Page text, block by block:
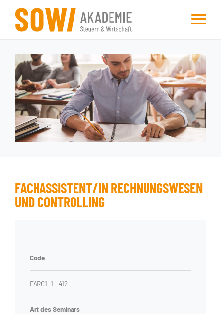
FACHASSISTENT/IN RECHNUNGSWESEN
UND CONTROLLING
Code
FARC1_1 - 412
Art des Seminars